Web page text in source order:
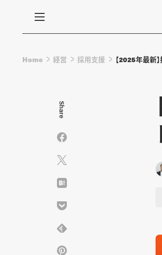
Home 経営 採用支援 【2025年最新
Share